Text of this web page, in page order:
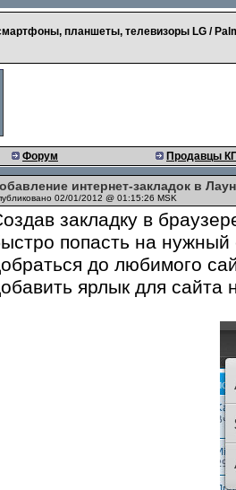
планшеты, телевизоры LG /
Форум Продавцы
интернет-закладок в
02/01/2012 @ 01:15:26 MSK
закладку в
попасть на
до любимого
ярлык для сайта